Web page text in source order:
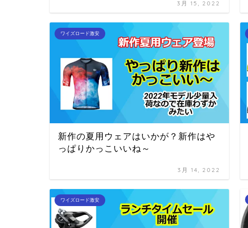
3月 15, 2022
ワイズロード激安
新作の夏用ウェアはいかが？新作はや
っぱりかっこいいね～
3月 14, 2022
ワイズロード激安